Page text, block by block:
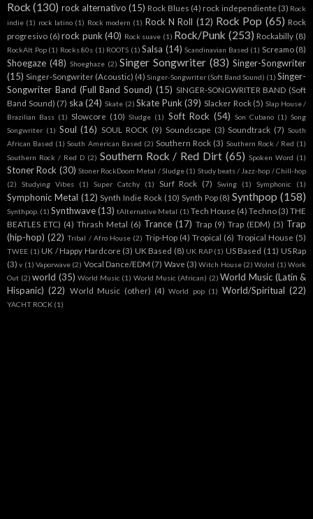
Rock (130) rock alternativo (15) Rock Blues (4) rock independiente (3) Rock
indie (1) rock latino (1) Rock modern (1) Rock N Roll (12) Rock Pop (65) Rock
progresivo (6) rock punk (40) Rock suave (1) Rock/Punk (253) Rockabilly (8)
RockAlt Pop (1) Rocks 80s (1) ROOTS (1) Salsa (14) Scandinavian Based (1) Screamo (8)
Shoegaze (48) Shoeghaze (2) Singer Songwriter (83) Singer-Songwriter
(15) Singer-Songwriter (Acoustic) (4) Singer-Songwriter (Soft Band Sound) (1) Singer-
Songwriter Band (Full Band Sound) (15) SINGER-SONGWRITER BAND (Soft
Band Sound) (7) ska (24) Skate (2) Skate Punk (39) Slacker Rock (5) Slap House /
Brazilian Bass (1) Slowcore (10) Sludge (1) Soft Rock (54) Son Cubano (1) Song
Songwriter (1) Soul (16) SOUL ROCK (9) Soundscape (3) Soundtrack (7) South
African Based (1) South American Based (2) Southern Rock (3) Southern Rock / Red (1)
Southern Rock / Red D (2) Southern Rock / Red Dirt (65) Spoken Word (1)
Stoner Rock (30) Stoner RockDoom Metal / Sludge (1) Study beats / Jazz-hop / Chill-hop
(2)
Studying Vibes (1) Super Catchy (1) Surf Rock (7) Swing (1) Symphonic (1)
Symphonic Metal (12) Synth Indie Rock (10) Synth Pop (8) Synthpop (158)
Synthpop. (1) Synthwave (13) tAlternative Metal (1) Tech House (4) Techno (3) THE
BEATLES ETC) (4) Thrash Metal (6) Trance (17) Trap (9) Trap (EDM) (5) Trap
(hip-hop) (22) Tribal / Afro House (2) Trip-Hop (4) Tropical (6) Tropical House (5)
TWEE (1) UK / Happy Hardcore (3) UK Based (8) UK RAP (1) US Based (11) US Rap
(3) v (1) Vaporwave (2) Vocal Dance/EDM (7) Wave (3) Witch House (2) Wolrd (1) Work
Out (2) world (35) World Music (1) World Music (African) (2) World Music (Latin &
Hispanic) (22) World Music (other) (4) World pop (1) World/Spiritual (22)
YACHT ROCK (1)